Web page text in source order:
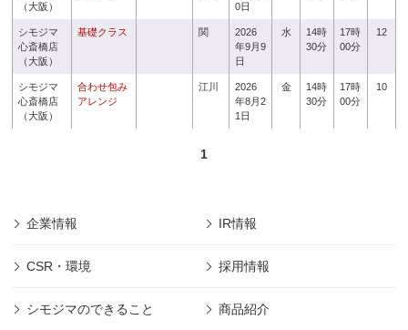
（大阪）
0日
シモジマ
心斎橋店
（大阪）
基礎クラス 関
2026
年9月9
日
水
14時
30分
17時
00分
12
シモジマ
心斎橋店
（大阪）
合わせ包み
アレンジ
江川
2026
年8月2
1日
金
14時
30分
17時
00分
10
1
企業情報 IR情報
CSR・環境 採用情報
シモジマのできること 商品紹介